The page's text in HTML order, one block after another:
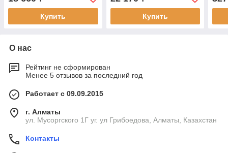
Купить Купить
О нас
Рейтинг не сформирован
Менее 5 отзывов за последний год
Работает с 09.09.2015
г. Алматы
ул. Мусоргского 1Г уг. ул Грибоедова, Алматы, Казахстан
Контакты